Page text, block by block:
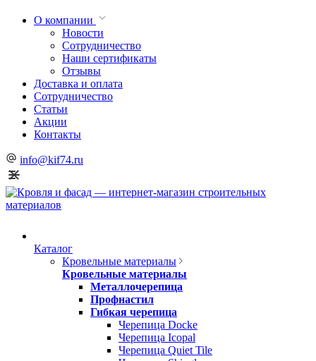
О компании
Новости
Сотрудничество
Наши сертификаты
Отзывы
Доставка и оплата
Сотрудничество
Статьи
Акции
Контакты
info@kif74.ru
Каталог
Кровельные материалы
Кровельные материалы
Металлочерепица
Профнастил
Гибкая черепица
Черепица Docke
Черепица Icopal
Черепица Quiet Tile